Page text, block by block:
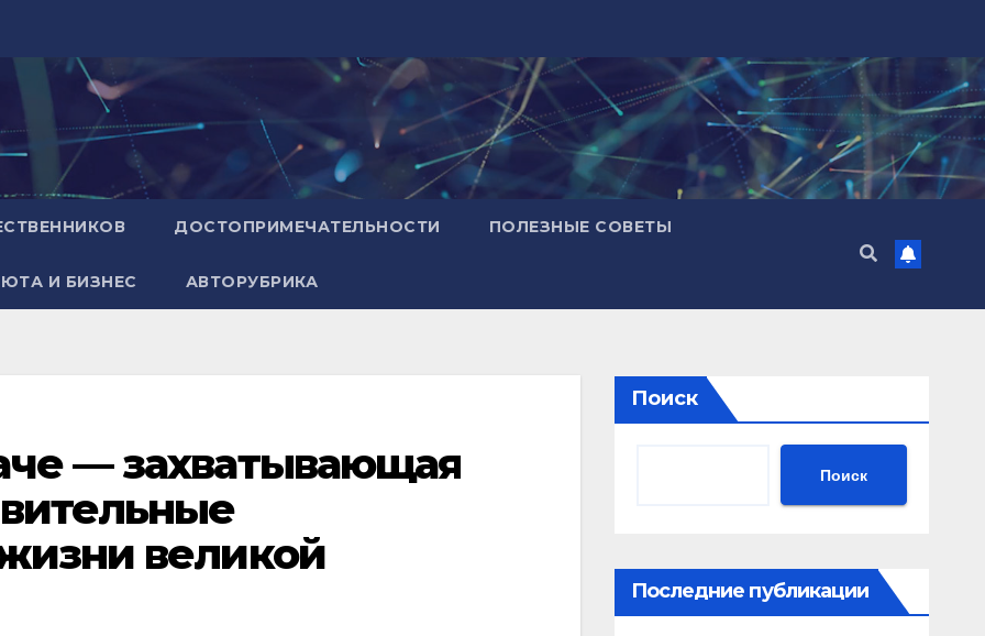
ДОСТОПРИМЕЧАТЕЛЬНОСТИ ПОЛЕЗНЫЕ СОВЕТЫ
И БИЗНЕС АВТОРУБРИКА
— захватывающая
великой
Поиск
Поиск
Последние публикации